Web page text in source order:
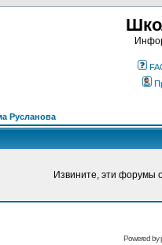
Русланова
Извините, эти форумы
Powered by